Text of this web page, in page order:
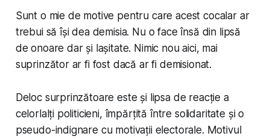
Sunt o mie de motive pentru care acest cocalar ar
trebui să își dea demisia. Nu o face însă din lipsă
de onoare dar și lașitate. Nimic nou aici, mai
suprinzător ar fi fost dacă ar fi demisionat.
Deloc surprinzătoare este și lipsa de reacție a
celorlalți politicieni, împărțită între solidaritate și o
pseudo-indignare cu motivații electorale. Motivul